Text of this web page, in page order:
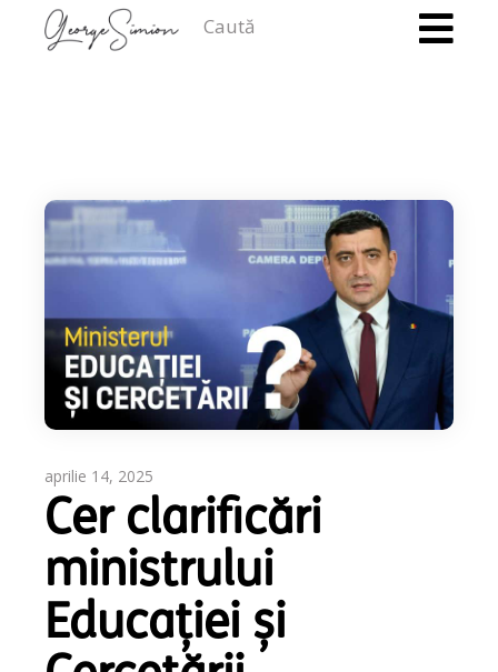
aprilie 14, 2025
Cer clarificări
ministrului
Educației și